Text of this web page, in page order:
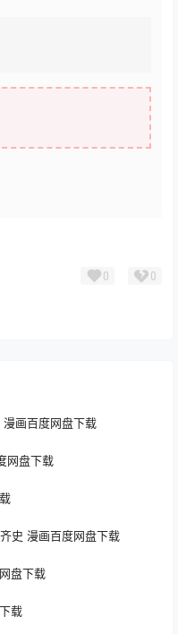
0 0
画百度网盘下载
网盘下载
史 漫画百度网盘下载
盘下载
载